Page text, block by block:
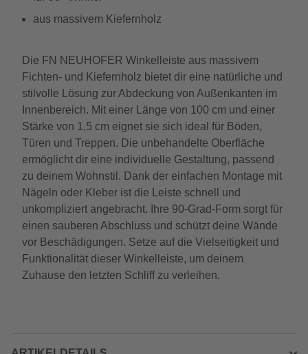
aus massivem Kiefernholz
Die FN NEUHOFER Winkelleiste aus massivem
Fichten- und Kiefernholz bietet dir eine natürliche und
stilvolle Lösung zur Abdeckung von Außenkanten im
Innenbereich. Mit einer Länge von 100 cm und einer
Stärke von 1,5 cm eignet sie sich ideal für Böden,
Türen und Treppen. Die unbehandelte Oberfläche
ermöglicht dir eine individuelle Gestaltung, passend
zu deinem Wohnstil. Dank der einfachen Montage mit
Nägeln oder Kleber ist die Leiste schnell und
unkompliziert angebracht. Ihre 90-Grad-Form sorgt für
einen sauberen Abschluss und schützt deine Wände
vor Beschädigungen. Setze auf die Vielseitigkeit und
Funktionalität dieser Winkelleiste, um deinem
Zuhause den letzten Schliff zu verleihen.